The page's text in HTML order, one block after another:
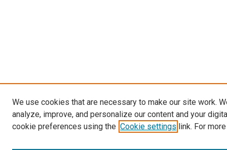
We use cookies that are necessary to make our site work.
analyze, improve, and personalize our content and your
cookie preferences using the Cookie settings link. For